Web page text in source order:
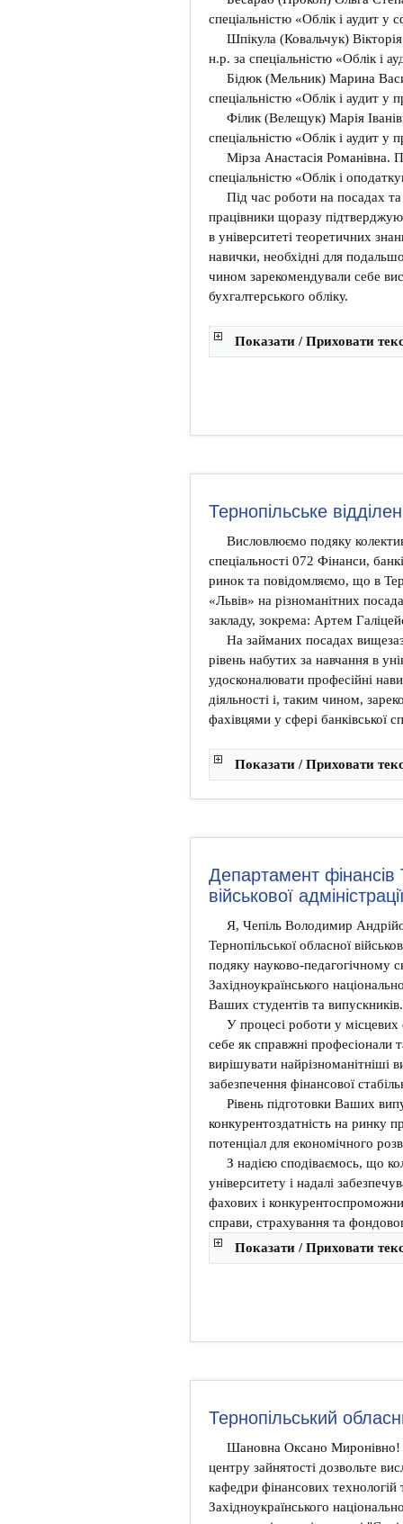
спеціальністю «Облік і аудит у
Шпікула (Ковальчук)
н.р. за спеціальністю «Облік і
Бідюк (Мельник) Марина
спеціальністю «Облік і аудит у
Філик (Велещук) Марія
спеціальністю «Облік і аудит у
Мірза Анастасія Романівна.
спеціальністю «Облік і
Під час роботи на посадах
працівники щоразу
в університеті теоретичних
навички, необхідні для
чином зарекомендували себе
бухгалтерського обліку.
Показати / Приховати
Тернопільське
Висловлюємо подяку
спеціальності 072 Фінанси,
ринок та повідомляємо, що в
«Львів» на різноманітних
закладу, зокрема: Артем
На займаних посадах
рівень набутих за навчання в
удосконалювати професійні
діяльності і, таким чином,
фахівцями у сфері банківської
Показати / Приховати
Департамент фінансів
військової
Я, Чепіль Володимир
Тернопільської обласної
подяку науково-педагогічному
Західноукраїнського
Ваших студентів та випускників.
У процесі роботи у
себе як справжні професіонали
вирішувати найрізноманітніші
забезпечення фінансової
Рівень підготовки Ваших
конкурентоздатність на ринку
потенціал для економічного
З надією сподіваємось, що
університету і надалі
фахових і
справи, страхування та
Показати / Приховати
Тернопільський
Шановна Оксано Миронівно!
центру зайнятості дозвольте
кафедри фінансових технологій
Західноукраїнського